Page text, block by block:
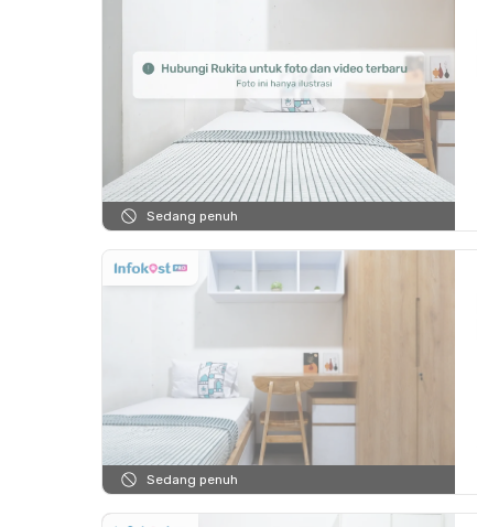
Sedang penuh
Sedang penuh